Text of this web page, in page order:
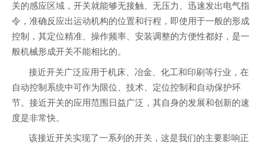
关的感应区域，开关就能够无接触、无压力、迅速发出电气指
令，准确反应出运动机构的位置和行程，即使用于一般的形成
控制，其定位精准、操作频率、安装调整的方便性都好，是一
般机械形成开关不能相比的。
接近开关广泛应用于机床、冶金、化工和印刷等行业，在
自动控制系统中可作为限位、技术、定位控制和自动保护环
节。接近开关的应用范围日益广泛，其自身的发展和创新的速
度是非常快。
该接近开关实现了一系列的开关，这是我们的主要影响正